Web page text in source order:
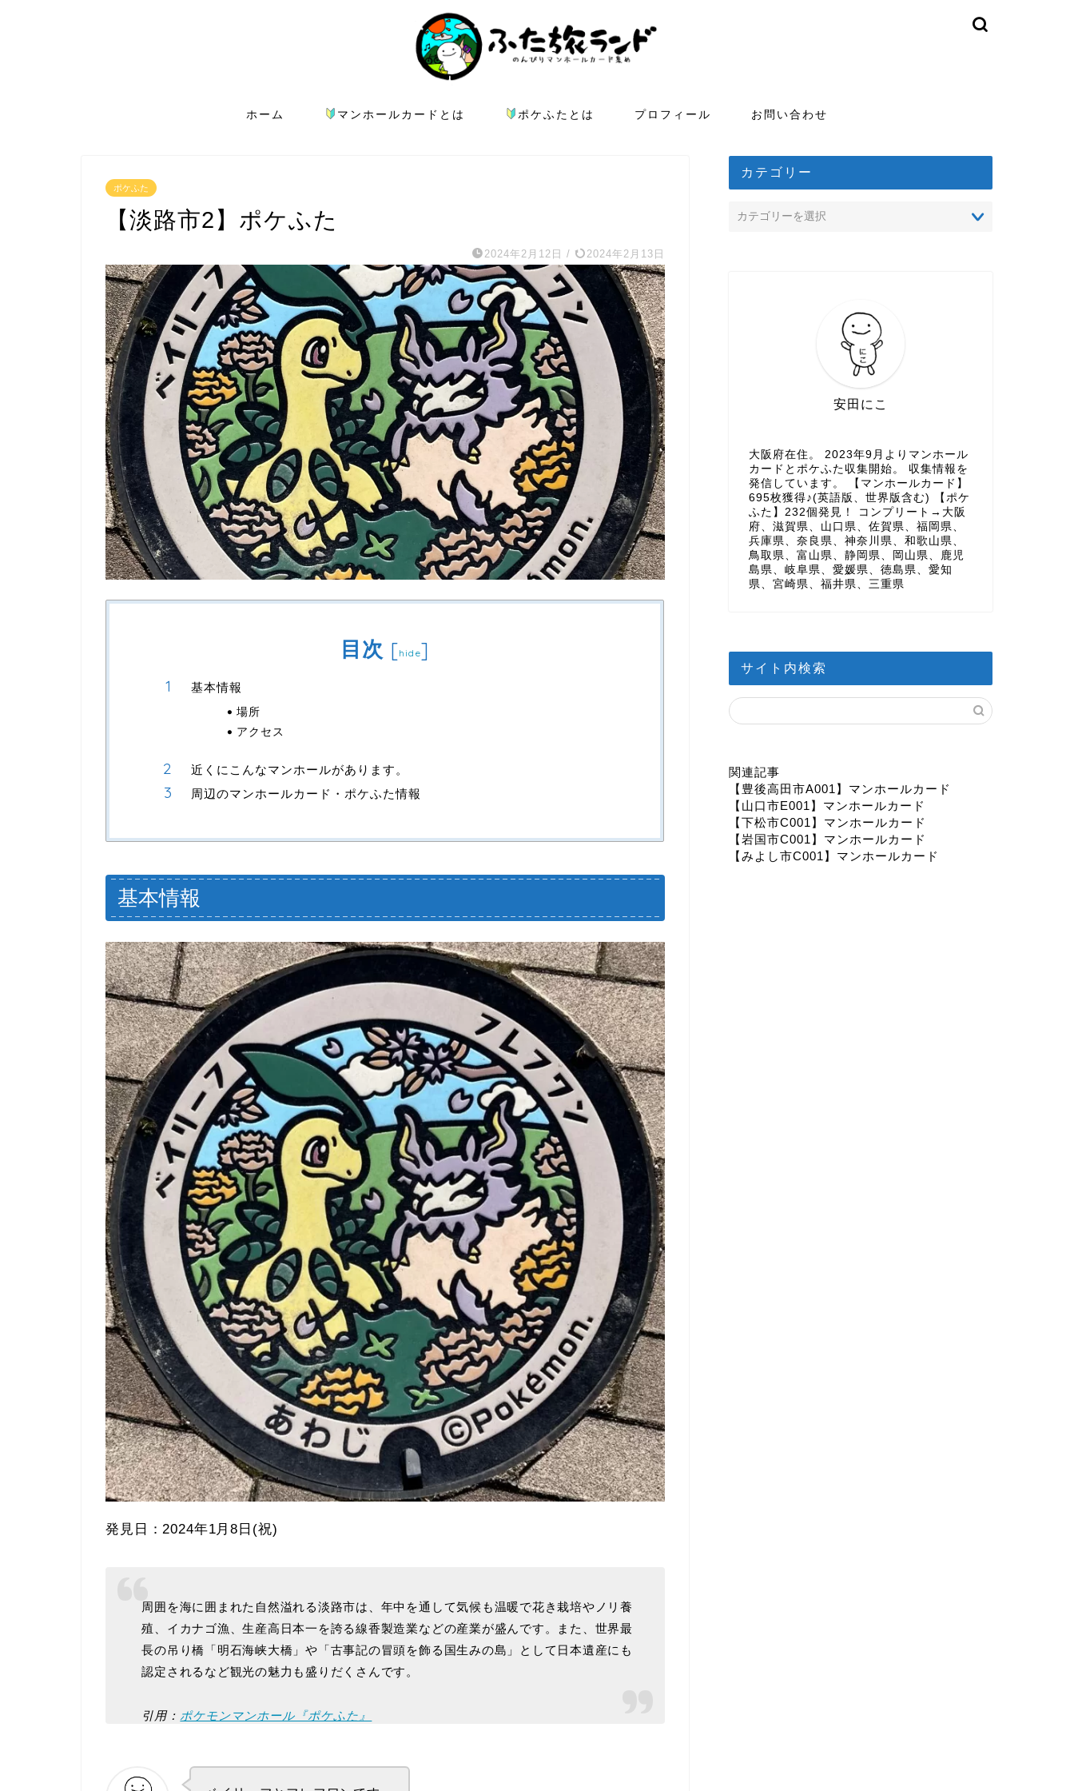
ホーム マンホールカードとは ポケふたとは プロフィール お問い合わせ
ポケふた
【淡路市2】ポケふた
2024年2月12日 / 2024年2月13日
目次 [hide]
基本情報
場所
アクセス
近くにこんなマンホールがあります。
周辺のマンホールカード・ポケふた情報
基本情報
発見日：2024年1月8日(祝)
周囲を海に囲まれた自然溢れる淡路市は、年中を通して気候も温暖で花き栽培やノリ養
殖、イカナゴ漁、生産高日本一を誇る線香製造業などの産業が盛んです。また、世界最
長の吊り橋「明石海峡大橋」や「古事記の冒頭を飾る国生みの島」として日本遺産にも
認定されるなど観光の魅力も盛りだくさんです。
引用： ポケモンマンホール『ポケふた』
カテゴリー
安田にこ
大阪府在住。 2023年9月よりマンホール
カードとポケふた収集開始。 収集情報を
発信しています。 【マンホールカード】
695枚獲得♪(英語版、世界版含む) 【ポケ
ふた】232個発見！ コンプリート→大阪
府、滋賀県、山口県、佐賀県、福岡県、
兵庫県、奈良県、神奈川県、和歌山県、
鳥取県、富山県、静岡県、岡山県、鹿児
島県、岐阜県、愛媛県、徳島県、愛知
県、宮崎県、福井県、三重県
サイト内検索
関連記事
【豊後高田市A001】マンホールカード
【山口市E001】マンホールカード
【下松市C001】マンホールカード
【岩国市C001】マンホールカード
【みよし市C001】マンホールカード